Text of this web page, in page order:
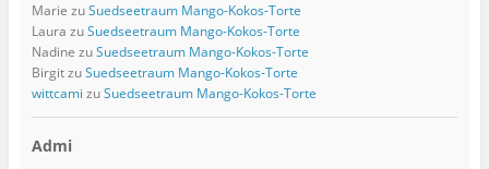
Marie zuSuedseetraum Mango-Kokos-Torte
Laura zuSuedseetraum Mango-Kokos-Torte
Nadine zuSuedseetraum Mango-Kokos-Torte
BirgitzuSuedseetraum Mango-Kokos-Torte
wittcami zuSuedseetraum Mango-Kokos-Torte
Admi